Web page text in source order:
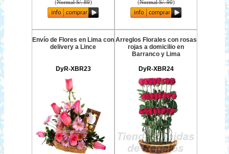
(Normal S/. 89) (Normal S/. 90)
Envío de Flores en Lima con
delivery a Lince
DyR-XBR23
Arreglos Florales con rosas
rojas a domicilio en
Barranco y Lima
DyR-XBR24